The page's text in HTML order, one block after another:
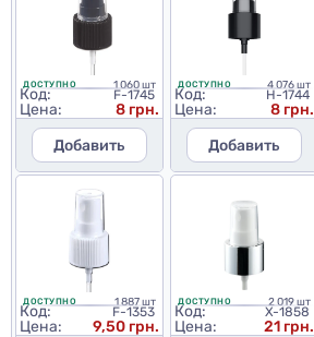
ДОСТУПНО 1 060 шт
Код: F-1745
Цена:
8 грн.
Добавить
ДОСТУПНО 4 076 шт
Код: H-1744
Цена:
8 грн.
Добавить
ДОСТУПНО 1 887 шт
Код: F-1353
Цена:
9,50 грн.
ДОСТУПНО 2 019 шт
Код: X-1858
Цена:
21 грн.